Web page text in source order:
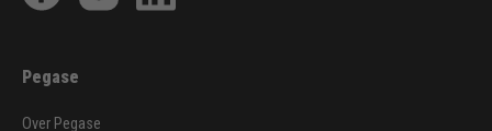
Pegase
Over Pegase